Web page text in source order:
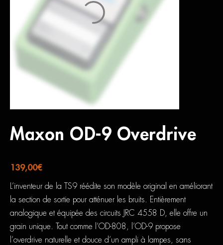
Maxon OD-9 Overdrive
139,00€
L’inventeur de la TS9 réédite son modèle original en améliorant
la section de sortie pour atténuer les bruits. Entièrement
analogique et équipée des circuits JRC 4558 D, elle offre un
grain unique. Tout comme l’OD-808, l’OD-9 propose
l’overdrive naturelle et douce d’un ampli à lampes, sans